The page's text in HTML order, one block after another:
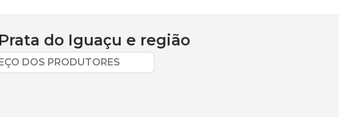
do Iguaçu e região
DOS PRODUTORES